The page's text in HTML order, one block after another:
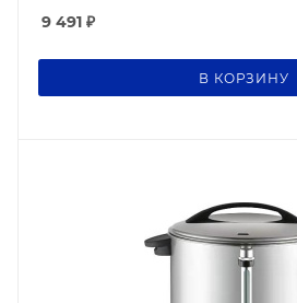
9 491 ₽
В КОРЗИНУ